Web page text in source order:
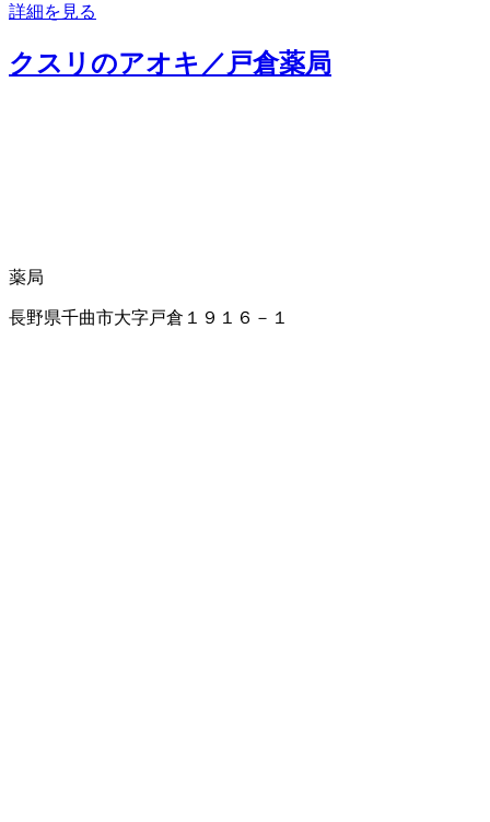
詳細を見る
クスリのアオキ／戸倉薬局
薬局
長野県千曲市大字戸倉１９１６－１